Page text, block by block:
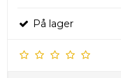
På lager